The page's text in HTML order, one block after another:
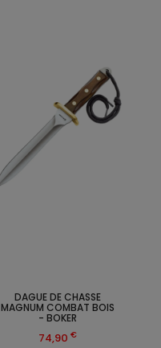
DAGUE DE CHASSE
MAGNUM COMBAT BOIS
- BOKER
74,90 €